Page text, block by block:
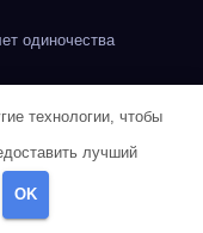
одиночества
одиночества
одиночества
технологии, чтобы
лучший
OK